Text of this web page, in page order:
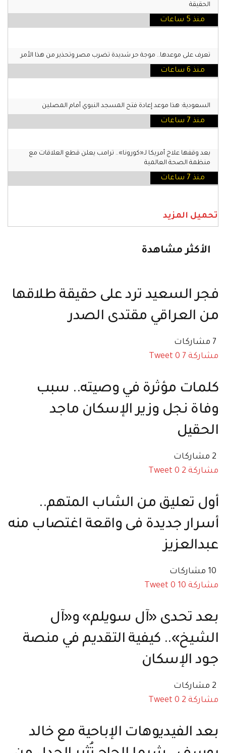
الحقيقة
منذ 5 ساعات
تعرف على موعدها.. موجة حر شديدة تضرب مصر وتحذير من هذا الأمر
منذ 6 ساعات
السعودية: هذا موعد إعادة فتح المسجد النبوي أمام المصلين
منذ 7 ساعات
بعد وقفها علاج أمريكا لـ«كورونا».. ترامب يعلن قطع العلاقات مع
منظمة الصحة العالمية
منذ 7 ساعات
تحميل المزيد
الأكثر مشاهدة
فجر السعيد ترد على حقيقة طلاقها
من العراقي مقتدى الصدر
مشاركة 7
Tweet 0
كلمات مؤثرة في وصيته.. سبب
وفاة نجل وزير الإسكان ماجد
الحقيل
مشاركة 2
Tweet 0
أول تعليق من الشاب المتهم..
أسرار جديدة فى واقعة اغتصاب منه
عبدالعزيز
مشاركة 10
Tweet 0
بعد تحدى «آل سويلم» و«آل
الشيخ».. كيفية التقديم في منصة
جود الإسكان
مشاركة 2
Tweet 0
بعد الفيديوهات الإباحية مع خالد